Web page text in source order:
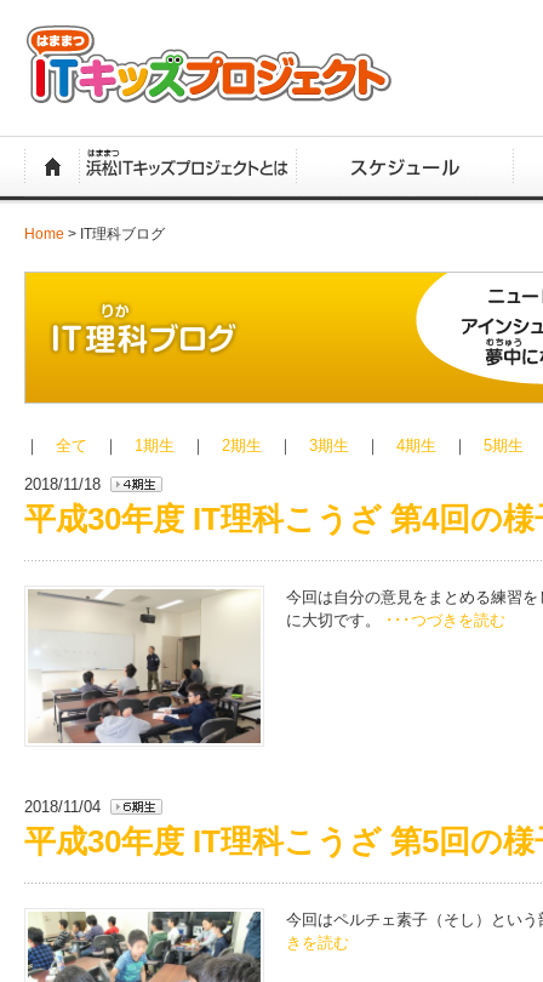
Home > IT理科ブログ
｜ 全て ｜ 1期生 ｜ 2期生 ｜ 3期生 ｜ 4期生 ｜ 5期生
2018/11/18
平成30年度 IT理科こうざ 第4回の様
今回は自分の意見をまとめる練習
に大切です。
･･･つづきを読む
2018/11/04
平成30年度 IT理科こうざ 第5回の様
今回はペルチェ素子（そし）とい
きを読む